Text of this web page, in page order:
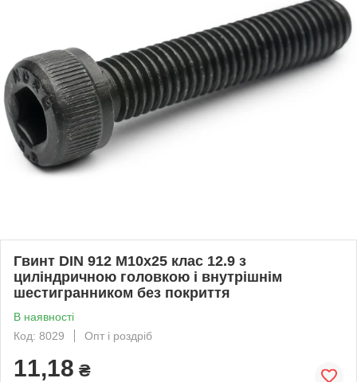
Гвинт DIN 912 М10х25 клас 12.9 з
циліндричною головкою і внутрішнім
шестигранником без покриття
В наявності
Код: 8029
Опт і роздріб
11,18 ₴